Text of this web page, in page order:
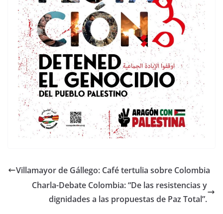
Villamayor de Gállego: Café tertulia sobre Colombia
Charla-Debate Colombia: “De las resistencias y
dignidades a las propuestas de Paz Total”.